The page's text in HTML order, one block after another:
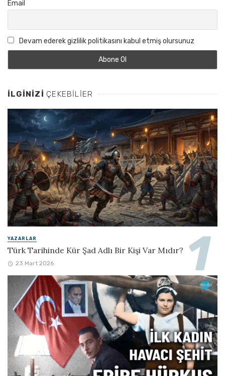
Email
Devam ederek gizlilik politikasını kabul etmiş olursunuz
İLGINIZI ÇEKEBILIER
YAZARLAR
Türk Tarihinde Kür Şad Adlı Bir Kişi Var Mıdır?
23 Mart 2026